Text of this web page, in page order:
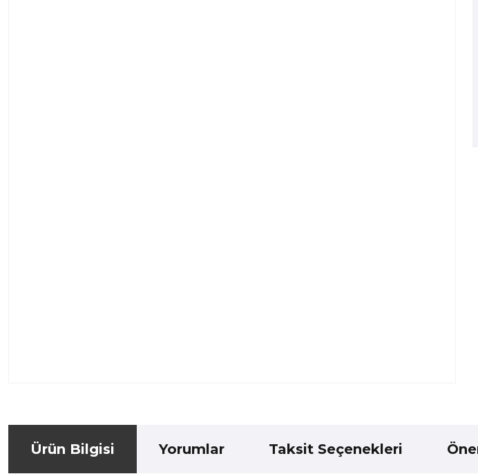
Ürün Bilgisi Yorumlar Taksit Seçenekleri